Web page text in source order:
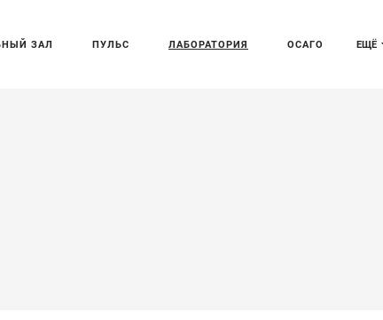
ЕЩЁ
ЗАЛ ПУЛЬС ЛАБОРАТОРИЯ ОСАГО